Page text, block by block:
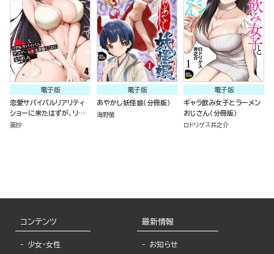
電子版
恋愛サバイバルリアリティ
ショーに来たはずが、リア
ルサバイバルデスゲームを
葵抄
電子版
あやかし妖怪娘（分冊版）
海野螢
電子版
ギャラ飲み女子とラーメン
おじさん（分冊版）
ロドリゲス井之介
コンテンツ
少女・女性
最新情報
お知らせ